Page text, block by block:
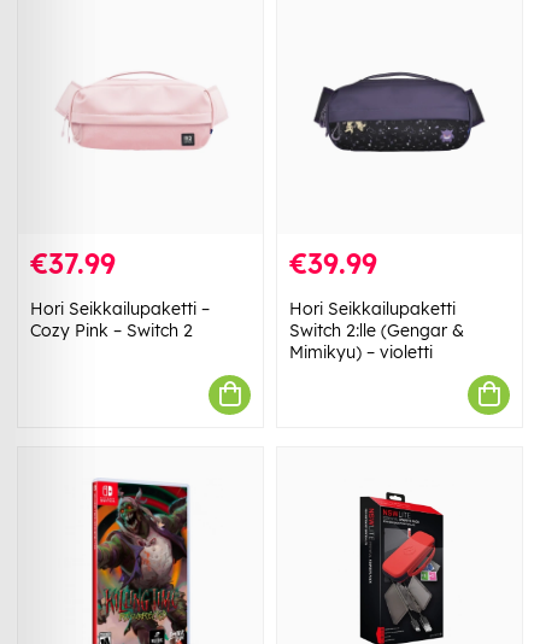
€37.99
Hori Seikkailupaketti –
Cozy Pink – Switch 2
€39.99
Hori Seikkailupaketti
Switch 2:lle (Gengar &
Mimikyu) – violetti